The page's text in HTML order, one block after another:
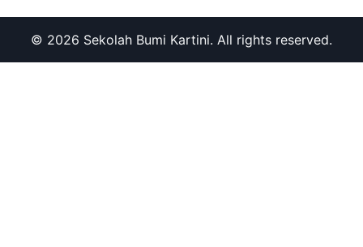
© 2026 Sekolah Bumi Kartini. All rights reserved.